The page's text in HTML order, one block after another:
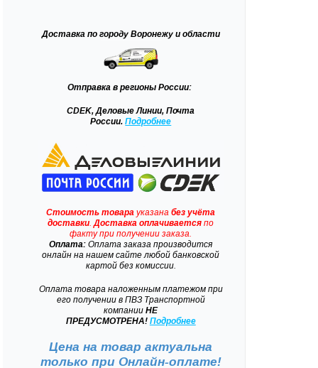
Доставкапо городу Воронежу и области
Отправка в регионы России:
CDEK, Деловые Линии, Почта
России.Подробнее
Стоимость товара указанабез учёта
доставки .Доставка оплачивается по
факту при получении заказа.
Оплата: Оплата заказа производится
онлайн на нашем сайте любой банковской
картой без комиссии.
Оплата товара наложенным платежом при
его получении в ПВЗ Транспортной
компании НЕ
ПРЕДУСМОТРЕНА! Подробнее
Цена на товар актуальна
только при Онлайн-оплате!